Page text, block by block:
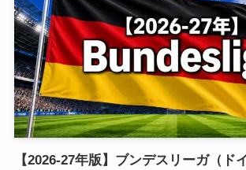
【2026-27年版】ブンデスリーガ（ド